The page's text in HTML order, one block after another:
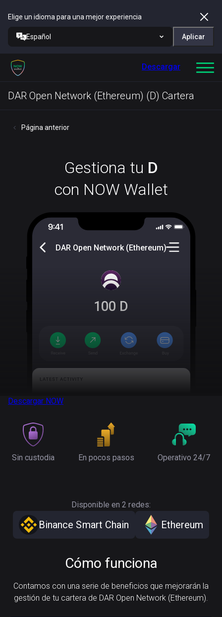
Elige un idioma para una mejor experiencia
Español Aplicar
Descargar
DAR Open Network (Ethereum) (D) Cartera
Página anterior
Gestiona tu D
con NOW Wallet
DAR Open Network (Ethereum)
100 D
Descargar NOW
Sin custodia En pocos pasos Operativo 24/7
Disponible en 2 redes:
Binance Smart Chain Ethereum
Cómo funciona
Contamos con una serie de beneficios que mejorarán la
gestión de tu cartera de DAR Open Network (Ethereum).